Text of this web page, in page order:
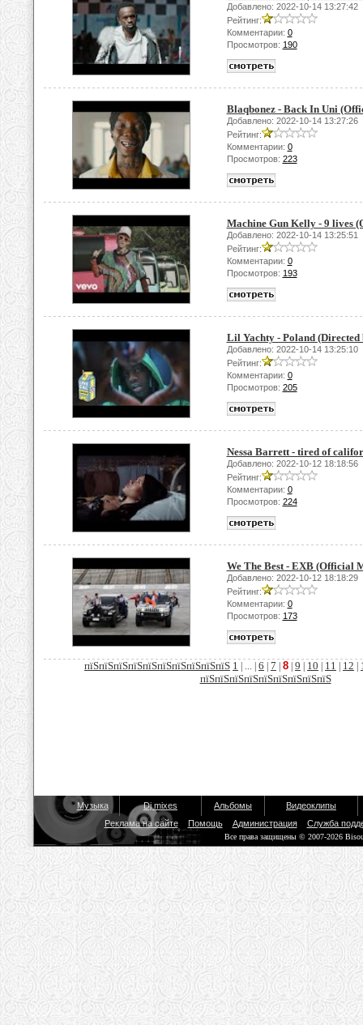
Добавлено: 2022-10-14 13:27:42
Рейтинг:
Комментарии: 0
Просмотров: 190
Blaqbonez - Back In Uni
Добавлено: 2022-10-14 13:27:26
Рейтинг:
Комментарии: 0
Просмотров: 223
Machine Gun Kelly - 9 lives
Добавлено: 2022-10-14 13:25:51
Рейтинг:
Комментарии: 0
Просмотров: 193
Lil Yachty - Poland (Directed
Добавлено: 2022-10-14 13:25:10
Рейтинг:
Комментарии: 0
Просмотров: 205
Nessa Barrett - tired of
Добавлено: 2022-10-12 18:18:56
Рейтинг:
Комментарии: 0
Просмотров: 224
We The Best - EXB (Official
Добавлено: 2022-10-12 18:18:29
Рейтинг:
Комментарии: 0
Просмотров: 173
пїЅпїЅпїЅпїЅпїЅпїЅпїЅпїЅпїЅпїЅ 1 | ... | 6 7 8 9 10 11 12
пїЅпїЅпїЅпїЅпїЅпїЅпїЅпїЅпїЅ
Музыка Dj mixes Альбомы
Видеоклипы
Реклама на сайте
Помощь Администрация Служба
Все права защищены © 2007-2026